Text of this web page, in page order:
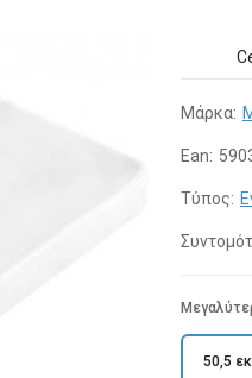
Μάρκα:
Ean:
Τύπος:
50,5